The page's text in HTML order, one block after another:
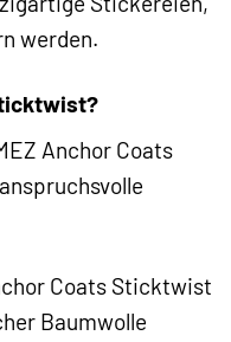
werden.
Anchor Coats
Coats Sticktwist
Baumwolle